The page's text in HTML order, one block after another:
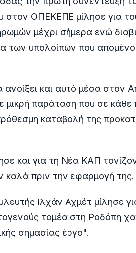
στον ΟΠΕΚΕΠΕ μίλησε για
μέχρι σήμερα ενώ
των υπολοίπων που
ανοίξει και αυτό μέσα στον
μικρή παράταση που σε
καταβολή της
και για τη Νέα ΚΑΠ
καλά πριν την εφαρμογή της.
Ιλχάν Αχμέτ μίλησε
τομέα στη Ροδόπη
σημασίας έργο".